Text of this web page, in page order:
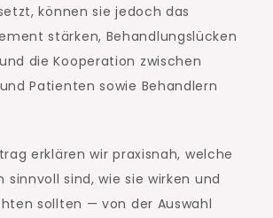
können sie jedoch das
stärken, Behandlungslücken
die Kooperation zwischen
Patienten sowie Behandlern
erklären wir praxisnah, welche
sinnvoll sind, wie sie wirken und
sollten — von der Auswahl